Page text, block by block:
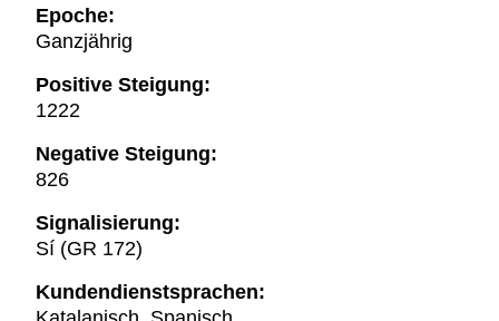
Epoche:
Ganzjährig
Positive Steigung:
1222
Negative Steigung:
826
Signalisierung:
Sí (GR 172)
Kundendienstsprachen: